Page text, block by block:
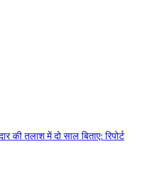
की तलाश में दो साल बिताए: रिपोर्ट